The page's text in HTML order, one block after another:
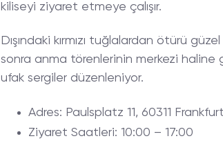
kiliseyi ziyaret etmeye çalışır.
Dışındaki kırmızı tuğlalardan ötürü
sonra anma törenlerinin merkezi haline
ufak sergiler düzenleniyor.
Adres: Paulsplatz 11, 60311
Ziyaret Saatleri: 10:00 – 17:00